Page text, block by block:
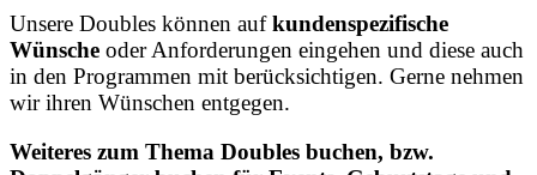
Unsere Doubles können aufkundenspezifische
Wünsche oder Anforderungen eingehen und diese auch
in den Programmen mit berücksichtigen. Gerne nehmen
wir ihren Wünschen entgegen.
Weiteres zum Thema Doubles buchen, bzw.